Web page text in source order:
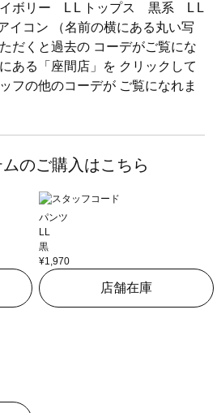
ボリー L L トップス 黒系 L L
コン （名前の横にある丸い写
だくと過去の コーデがご覧にな
ある「座間店」を クリックして
フの他のコーデが ご覧になれま
のご購入はこちら
パンツ
LL
黒
¥1,970
店舗在庫